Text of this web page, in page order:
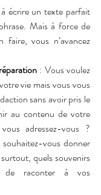
écrire un texte parfait
Mais à force de
vous n’avancez
: Vous voulez
vie mais vous vous
sans avoir pris le
au contenu de votre
adressez-vous ?
vous donner
quels souvenirs
de raconter à vos